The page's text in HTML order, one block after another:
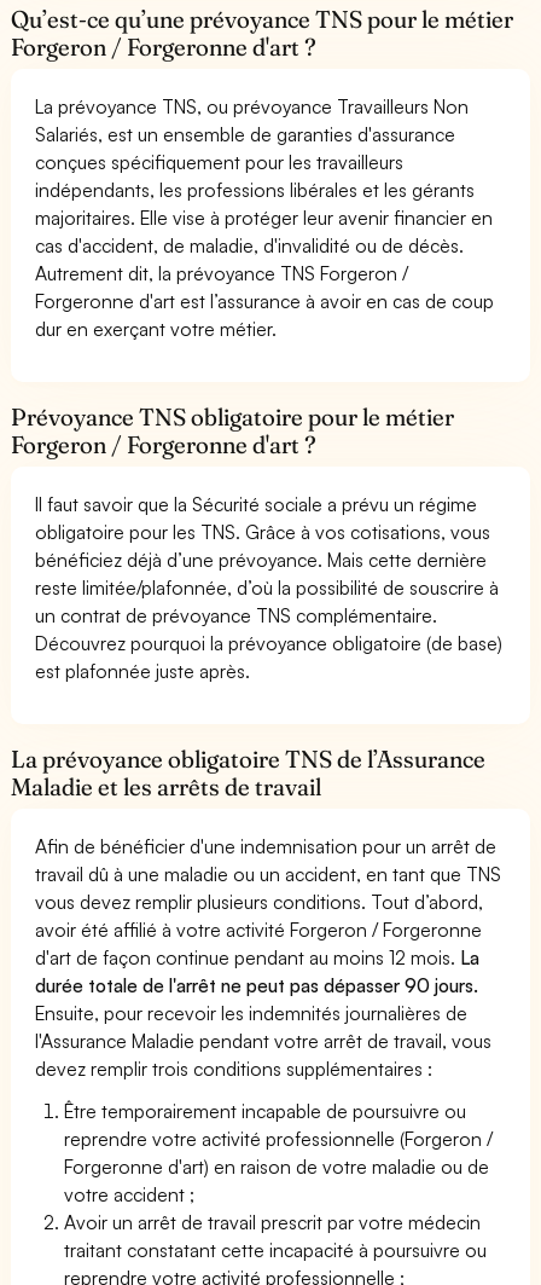
Qu’est-ce qu’une prévoyance TNS pour le métier
Forgeron / Forgeronne d'art ?
La prévoyance TNS, ou prévoyance Travailleurs Non
Salariés, est un ensemble de garanties d'assurance
conçues spécifiquement pour les travailleurs
indépendants, les professions libérales et les gérants
majoritaires. Elle vise à protéger leur avenir financier en
cas d'accident, de maladie, d'invalidité ou de décès.
Autrement dit, la prévoyance TNS Forgeron /
Forgeronne d'art est l’assurance à avoir en cas de coup
dur en exerçant votre métier.
Prévoyance TNS obligatoire pour le métier
Forgeron / Forgeronne d'art ?
Il faut savoir que la Sécurité sociale a prévu un régime
obligatoire pour les TNS. Grâce à vos cotisations, vous
bénéficiez déjà d’une prévoyance. Mais cette dernière
reste limitée/plafonnée, d’où la possibilité de souscrire à
un contrat de prévoyance TNS complémentaire.
Découvrez pourquoi la prévoyance obligatoire (de base)
est plafonnée juste après.
La prévoyance obligatoire TNS de l’Assurance
Maladie et les arrêts de travail
Afin de bénéficier d'une indemnisation pour un arrêt de
travail dû à une maladie ou un accident, en tant que TNS
vous devez remplir plusieurs conditions. Tout d’abord,
avoir été affilié à votre activité Forgeron / Forgeronne
d'art de façon continue pendant au moins 12 mois. La
durée totale de l'arrêt ne peut pas dépasser 90 jours.
Ensuite, pour recevoir les indemnités journalières de
l'Assurance Maladie pendant votre arrêt de travail, vous
devez remplir trois conditions supplémentaires :
Être temporairement incapable de poursuivre ou
reprendre votre activité professionnelle (Forgeron /
Forgeronne d'art) en raison de votre maladie ou de
votre accident ;
Avoir un arrêt de travail prescrit par votre médecin
traitant constatant cette incapacité à poursuivre ou
reprendre votre activité professionnelle ;